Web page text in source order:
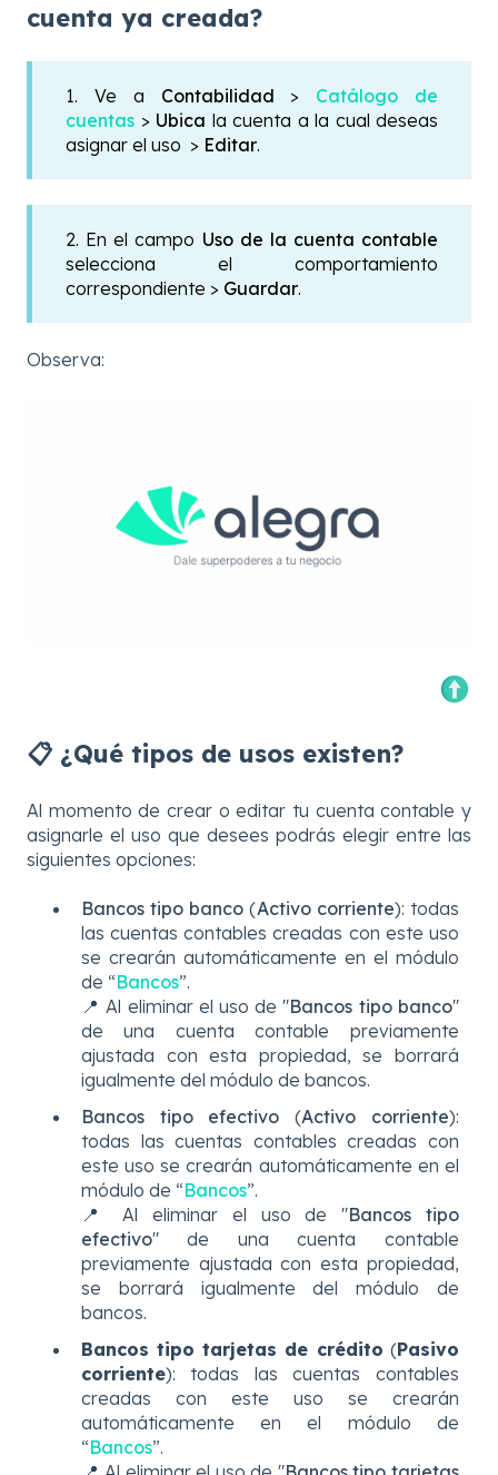
cuenta ya creada?
1. Ve a Contabilidad > Catálogo de
cuentas > Ubica la cuenta a la cual deseas
asignar el uso > Editar.
2. En el campo Uso de la cuenta contable
selecciona el comportamiento
correspondiente > Guardar.
Observa:
📋 ¿Qué tipos de usos existen?
Al momento de crear o editar tu cuenta contable y
asignarle el uso que desees podrás elegir entre las
siguientes opciones:
Bancos tipo banco (Activo corriente): todas
las cuentas contables creadas con este uso
se crearán automáticamente en el módulo
de “Bancos”.
📍 Al eliminar el uso de "Bancos tipo banco"
de una cuenta contable previamente
ajustada con esta propiedad, se borrará
igualmente del módulo de bancos.
Bancos tipo efectivo (Activo corriente):
todas las cuentas contables creadas con
este uso se crearán automáticamente en el
módulo de “Bancos”.
📍 Al eliminar el uso de "Bancos tipo
efectivo" de una cuenta contable
previamente ajustada con esta propiedad,
se borrará igualmente del módulo de
bancos.
Bancos tipo tarjetas de crédito (Pasivo
corriente): todas las cuentas contables
creadas con este uso se crearán
automáticamente en el módulo de
“Bancos”.